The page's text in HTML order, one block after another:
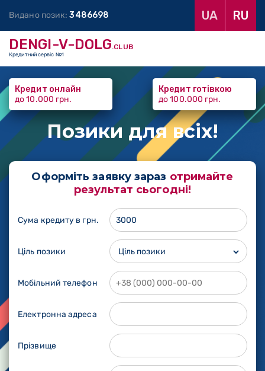
Видано позик:3486698 UA RU
DENGI-V-DOLG.CLUB
Кредитний сервіс №1
Кредит онлайн
до 10.000 грн.
Кредит готівкою
до 100.000 грн.
Позики для всіх!
Оформіть заявку зараз отримайте
результат сьогодні!
Сума кредиту в грн.
Ціль позики
Мобільний телефон
Електронна адреса
Прізвище